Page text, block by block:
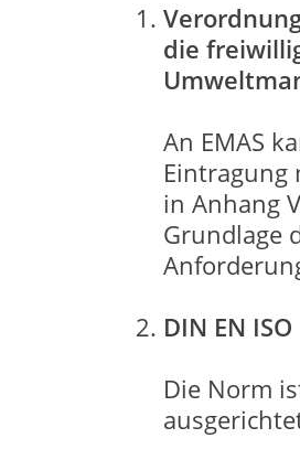
die
An EMAS
Eintragung
in Anhang
Grundlage
DIN EN
Die Norm